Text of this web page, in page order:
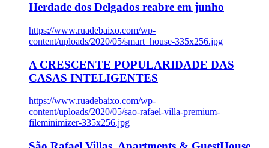
Herdade dos Delgados reabre em junho
https://www.ruadebaixo.com/wp-
content/uploads/2020/05/smart_house-335x256.jpg
A CRESCENTE POPULARIDADE DAS
CASAS INTELIGENTES
https://www.ruadebaixo.com/wp-
content/uploads/2020/05/sao-rafael-villa-premium-
fileminimizer-335x256.jpg